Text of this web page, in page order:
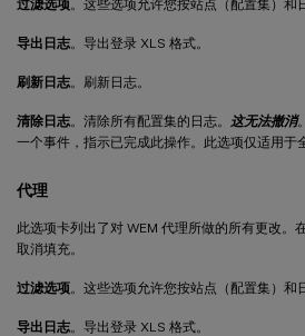
过滤选项。这些选项允许您按站点（配置集）和
导出日志。导出登录 XLS 格式。
刷新日志。刷新日志。
清除日志。清除所有配置集的日志。 这无法撤消
一个事件，指示已完成此操作。此选项仅适用于
代理
此选项卡列出了对 WEM 代理所做的所有更改。
取消填充。
过滤选项。这些选项允许您按站点（配置集）和
导出日志。导出登录 XLS 格式。